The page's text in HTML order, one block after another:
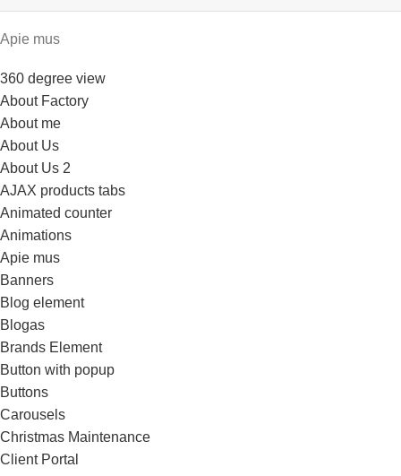
Apie mus
360 degree view
About Factory
About me
About Us
About Us 2
AJAX products tabs
Animated counter
Animations
Apie mus
Banners
Blog element
Blogas
Brands Element
Button with popup
Buttons
Carousels
Christmas Maintenance
Client Portal